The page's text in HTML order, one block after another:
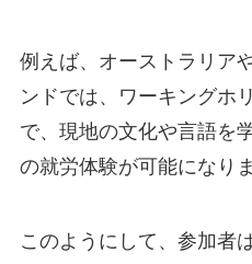
例えば、オーストラリア
ンドでは、ワーキングホ
で、現地の文化や言語を
の就労体験が可能になりま
このようにして、参加者